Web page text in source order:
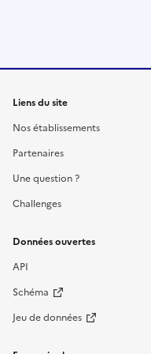
Liens du site
Nos établissements
Partenaires
Une question ?
Challenges
Données ouvertes
API
Schéma
Jeu de données